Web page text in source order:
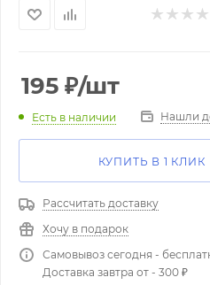
195 ₽/шт
Есть в наличии Нашли
КУПИТЬ В 1 КЛИК
Рассчитать доставку
Хочу в подарок
Самовывоз сегодня -
Доставка завтра от - 300 ₽